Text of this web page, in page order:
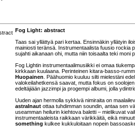
Fog Light: abstract
Taas sai yllättyä pari kertaa. Ensinnäkin yllätyin
mainiosti teränsä. Instrumentaalista fuusio rockia
sujahti aikanaan ohi, mutta niin toisaalta teki moni
Fog Lightin instrumentaalimusiikki ei omaa
kirkkaan kuulaana. Perinteinen kitara-basso-
Huopainen . Päähuomio kuuluu silti mielestäni
valokeilahetkensä saavat, mutta fokus on
edeltäjiään jazzimpi ja progempi albumi, jolla
Uuden ajan hermolla sykkivä nimiraita on
astralnaut ottaa tuhdimman soundin, antaa sen
useamman heilurin kiehtova baletti – mielikuvat
instrumentaaleista raikkaan värikkäitä, eikä
something kulkee kukkuloitaan nopein